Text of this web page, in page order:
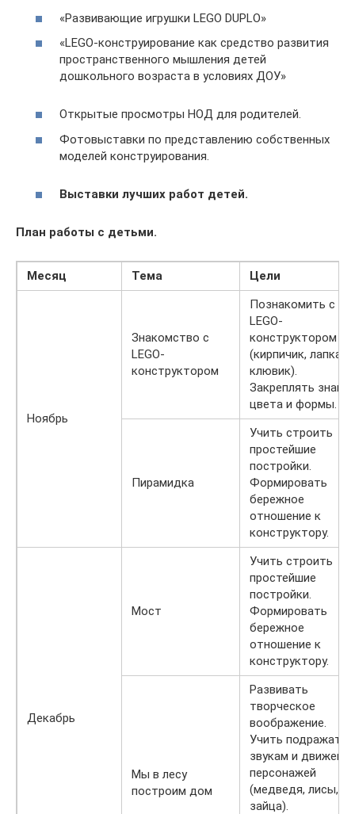
«Развивающие игрушки LEGO DUPLO»
«LEGO-конструирование как средство развития
пространственного мышления детей
дошкольного возраста в условиях ДОУ»
Открытые просмотры НОД для родителей.
Фотовыставки по представлению собственных
моделей конструирования.
Выставки лучших работ детей.
План работы с детьми.
Месяц Тема Цели
Ноябрь
Знакомство с
LEGO-
конструктором
Познакомить с
LEGO-
конструктором
(кирпичик, лапка,
клювик).
Закреплять знания
цвета и формы.
Пирамидка
Учить строить
простейшие
постройки.
Формировать
бережное
отношение к
конструктору.
Декабрь
Мост
Учить строить
простейшие
постройки.
Формировать
бережное
отношение к
конструктору.
Мы в лесу
построим дом
Развивать
творческое
воображение.
Учить подражать
звукам и
персонажей
(медведя, лисы,
зайца).